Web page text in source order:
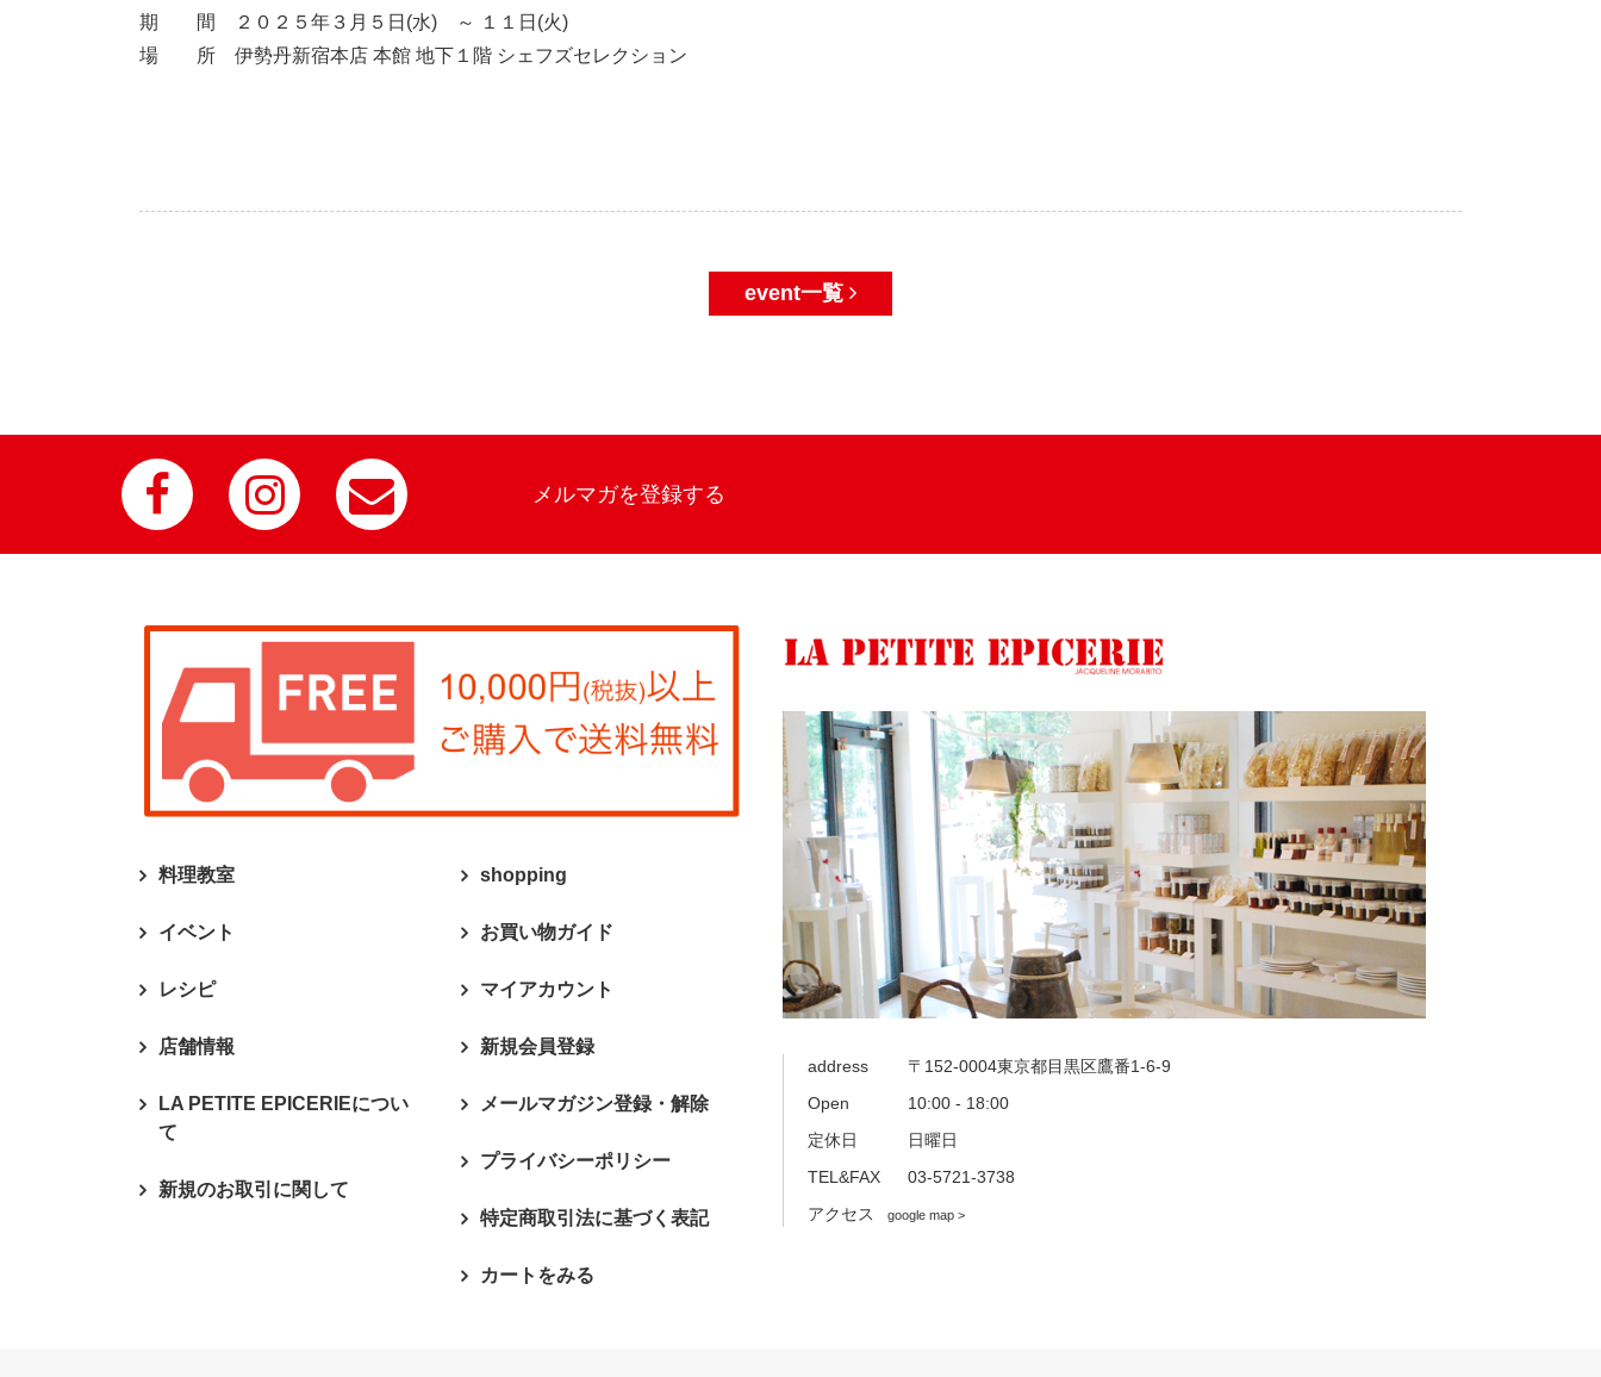
期 間 ２０２５年３月５日(水) ～ １１日(火)
場 所 伊勢丹新宿本店 本館 地下１階 シェフズセレクション
event一覧
メルマガを登録する
料理教室
イベント
レシピ
店舗情報
LA PETITE EPICERIEについ
て
新規のお取引に関して
shopping
お買い物ガイド
マイアカウント
新規会員登録
メールマガジン登録・解除
プライバシーポリシー
特定商取引法に基づく表記
カートをみる
address
〒152-0004東京都目黒区鷹番1-6-9
Open
10:00 - 18:00
定休日
日曜日
TEL&FAX
03-5721-3738
アクセス
google map >